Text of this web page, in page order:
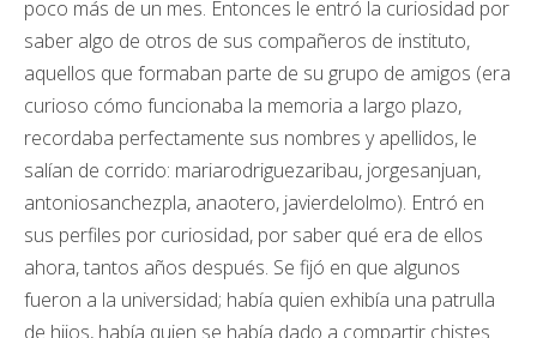
poco más de un mes. Entonces le entró la curiosidad por
saber algo de otros de sus compañeros de instituto,
aquellos que formaban parte de su grupo de amigos (era
curioso cómo funcionaba la memoria a largo plazo,
recordaba perfectamente sus nombres y apellidos, le
salían de corrido: mariarodriguezaribau, jorgesanjuan,
antoniosanchezpla, anaotero, javierdelolmo). Entró en
sus perfiles por curiosidad, por saber qué era de ellos
ahora, tantos años después. Se fijó en que algunos
fueron a la universidad; había quien exhibía una patrulla
de hijos, había quien se había dado a compartir chistes